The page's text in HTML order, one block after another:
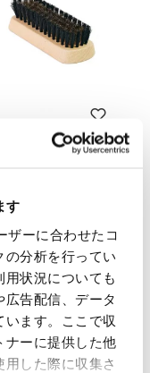
す
ザーに合わせたコ
の分析を行ってい
用状況についても
告配信、データ
ます。ここで収
ーに提供した他
した際に収集さ
ットレザーのお手入れ